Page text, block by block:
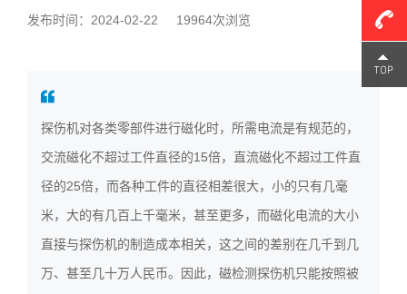
发布时间：2024-02-22 19964次浏览
探伤机对各类零部件进行磁化时，所需电流是有规范的，
交流磁化不超过工件直径的15倍，直流磁化不超过工件直
径的25倍，而各种工件的直径相差很大，小的只有几毫
米，大的有几百上千毫米，甚至更多，而磁化电流的大小
直接与探伤机的制造成本相关，这之间的差别在几千到几
万、甚至几十万人民币。因此，磁检测探伤机只能按照被
180-